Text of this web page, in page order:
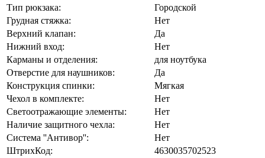
Тип рюкзака:
Городской
Грудная стяжка:
Нет
Верхний клапан:
Да
Нижний вход:
Нет
Карманы и отделения:
для ноутбука
Отверстие для наушников:
Да
Конструкция спинки:
Мягкая
Чехол в комплекте:
Нет
Светоотражающие элементы:
Нет
Наличие защитного чехла:
Нет
Система ''Антивор'':
Нет
ШтрихКод:
4630035702523